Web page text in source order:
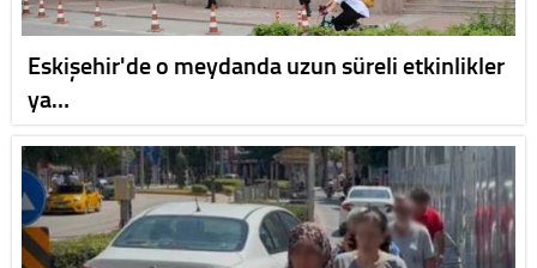
Eskişehir'de o meydanda uzun süreli etkinlikler
ya…